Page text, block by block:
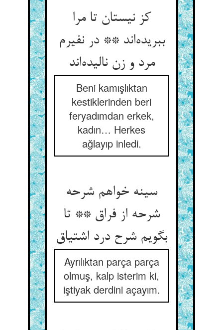
کز نیستان تا مرا
ببریده‌‌اند ** در نفیرم
مرد و زن نالیده‌‌اند
Beni kamışlıktan
kestiklerinden beri
feryadımdan erkek,
kadın… Herkes
ağlayıp inledi.
سینه خواهم شرحه
شرحه از فراق ** تا
Ayrılıktan parça parça
olmuş, kalp isterim ki,
iştiyak derdini açayım.